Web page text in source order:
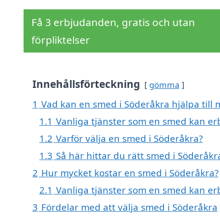
Få 3 erbjudanden, gratis och utan
förpliktelser
Innehållsförteckning gömma
1 Vad kan en smed i Söderåkra hjälpa till
1.1 Vanliga tjänster som en smed kan
1.2 Varför välja en smed i Söderåkra?
1.3 Så här hittar du rätt smed i
2 Hur mycket kostar en smed i Söderåkra?
2.1 Vanliga tjänster som en smed kan
3 Fördelar med att välja smed i Söderåkra